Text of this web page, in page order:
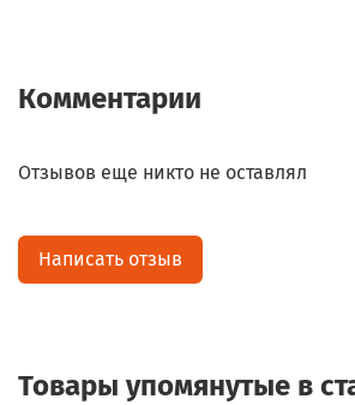
Комментарии
Отзывов еще никто не оставлял
Написать отзыв
Товары упомянутые в